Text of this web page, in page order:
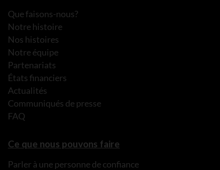
Que faisons-nous?
Notre histoire
Nos histoires
Notre équipe
Partenariats
États financiers
Actualités
Communiqués de presse
FAQ
Ce que nous pouvons faire
Parler à une personne de confiance